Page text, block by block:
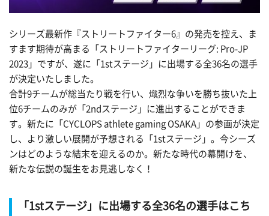
シリーズ最新作『ストリートファイター6』の発売を控え、ま
すます期待が高まる「ストリートファイターリーグ: Pro-JP
2023」ですが、遂に「1stステージ」に出場する全36名の選手
が決定いたしました。
合計9チームが総当たり戦を行い、熾烈な争いを勝ち抜いた上
位6チームのみが「2ndステージ」に進出することができま
す。新たに「CYCLOPS athlete gaming OSAKA」の参画が決定
し、より激しい展開が予想される「1stステージ」。今シーズ
ンはどのような結末を迎えるのか。新たな時代の幕開けを、
新たな伝説の誕生をお見逃しなく！
「1stステージ」に出場する全36名の選手はこち